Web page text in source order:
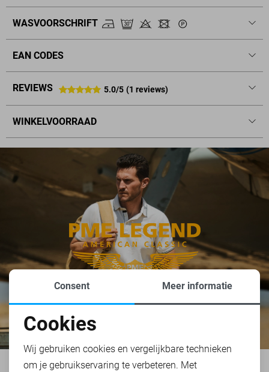
WASVOORSCHRIFT
EAN CODES
REVIEWS 5.0/5 (1 reviews)
WINKELVOORRAAD
Noodzakelijke cookies
Personalisatie cookies
Consent Meer informatie
Cookies
Wij gebruiken cookies en vergelijkbare technieken
om je gebruikservaring te verbeteren. Met